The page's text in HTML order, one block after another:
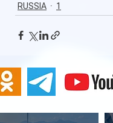
RUSSIA 1